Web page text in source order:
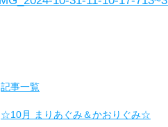
記事一覧
☆10月 まりあぐみ＆かおりぐみ☆